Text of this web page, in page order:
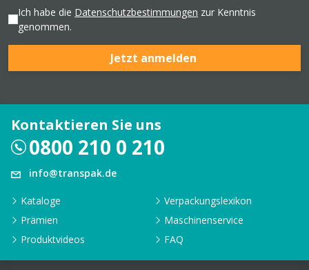
Ich habe die Datenschutzbestimmungen zur Kenntnis
genommen.
Jetzt anmelden
Kontaktieren Sie uns
0800 210 0 210
info@transpak.de
Kataloge
Verpackungslexikon
Prämien
Maschinenservice
Produktvideos
FAQ